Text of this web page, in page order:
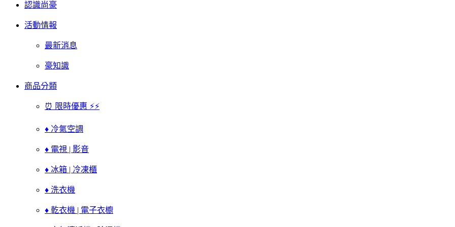
認識尚豪
活動情報
最新消息
豪知識
商品分類
⏰ 限時優惠 ⚡⚡
♦ 冷氣空調
♦ 電視 | 影音
♦ 冰箱 | 冷凍櫃
♦ 洗衣機
♦ 乾衣機 | 電子衣櫥